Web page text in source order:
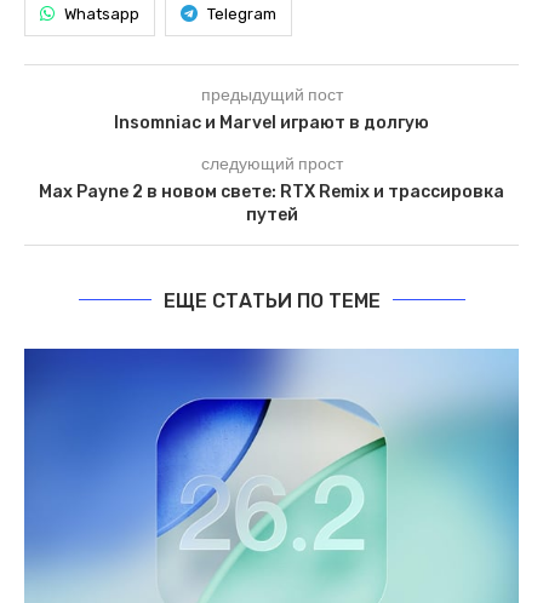
Whatsapp Telegram
предыдущий пост
Insomniac и Marvel играют в долгую
следующий прост
Max Payne 2 в новом свете: RTX Remix и трассировка
путей
ЕЩЕ СТАТЬИ ПО ТЕМЕ